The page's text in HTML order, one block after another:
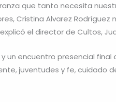
que tanto necesita
Cristina Alvarez
el director de Cultos,
un encuentro presencial
juventudes y fe, cuidado